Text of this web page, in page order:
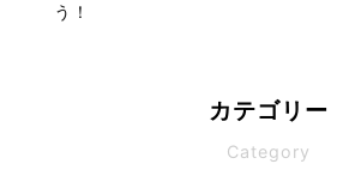
う！
カテゴリー
Category